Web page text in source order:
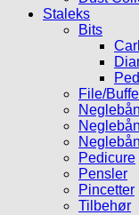
Staleks
Bits
File/
Pedicure
Pensler
Pincetter
Tilbehør